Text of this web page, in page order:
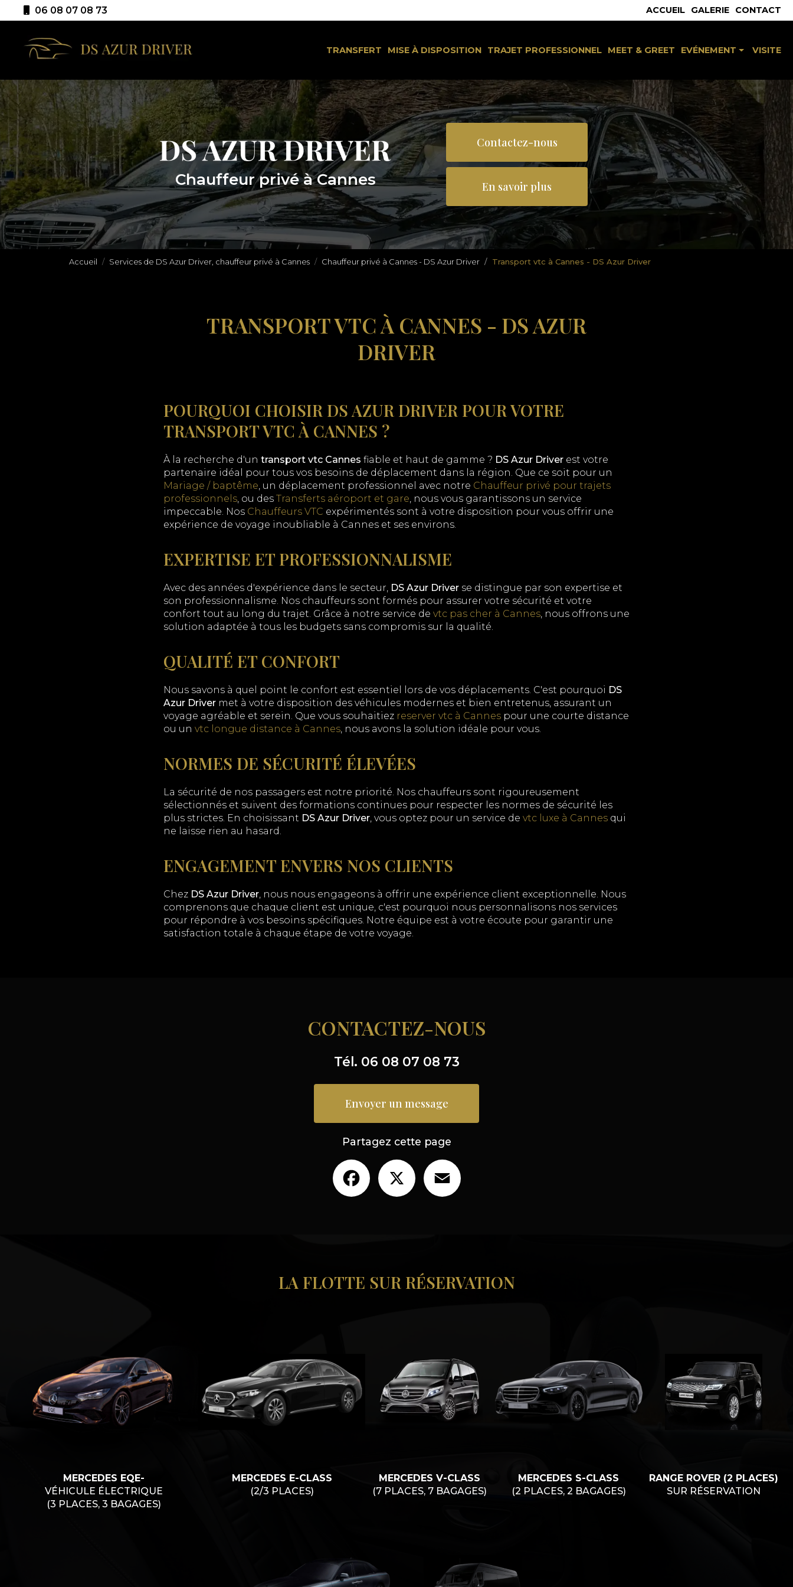
au
principal
06 08 07 08 73 ACCUEIL GALERIE CONTACT
TRANSFERT MISE À DISPOSITION TRAJET PROFESSIONNEL MEET & GREET EVÉNEMENT
Séminaire & congrès
Mariage / baptême
Réception / célébration
VISITE
Chauffeur privé à Cannes
Contactez-nous
En savoir plus
Accueil Services de DS Azur Driver, chauffeur privé à Cannes Chauffeur privé à Cannes - DS Azur Driver Transport vtc à Cannes - DS Azur Driver
TRANSPORT VTC À CANNES - DS AZUR
DRIVER
POURQUOI CHOISIR DS AZUR DRIVER POUR VOTRE
TRANSPORT VTC À CANNES ?
À la recherche d'un transport vtc Cannes fiable et haut de gamme ? DS Azur Driver est votre
partenaire idéal pour tous vos besoins de déplacement dans la région. Que ce soit pour un
Mariage / baptême, un déplacement professionnel avec notre Chauffeur privé pour trajets
professionnels, ou des Transferts aéroport et gare, nous vous garantissons un service
impeccable. Nos Chauffeurs VTC expérimentés sont à votre disposition pour vous offrir une
expérience de voyage inoubliable à Cannes et ses environs.
EXPERTISE ET PROFESSIONNALISME
Avec des années d'expérience dans le secteur, DS Azur Driver se distingue par son expertise et
son professionnalisme. Nos chauffeurs sont formés pour assurer votre sécurité et votre
confort tout au long du trajet. Grâce à notre service de vtc pas cher à Cannes, nous offrons une
solution adaptée à tous les budgets sans compromis sur la qualité.
QUALITÉ ET CONFORT
Nous savons à quel point le confort est essentiel lors de vos déplacements. C'est pourquoi DS
Azur Driver met à votre disposition des véhicules modernes et bien entretenus, assurant un
voyage agréable et serein. Que vous souhaitiez reserver vtc à Cannes pour une courte distance
ou un vtc longue distance à Cannes, nous avons la solution idéale pour vous.
NORMES DE SÉCURITÉ ÉLEVÉES
La sécurité de nos passagers est notre priorité. Nos chauffeurs sont rigoureusement
sélectionnés et suivent des formations continues pour respecter les normes de sécurité les
plus strictes. En choisissant DS Azur Driver, vous optez pour un service de vtc luxe à Cannes qui
ne laisse rien au hasard.
ENGAGEMENT ENVERS NOS CLIENTS
Chez DS Azur Driver, nous nous engageons à offrir une expérience client exceptionnelle. Nous
comprenons que chaque client est unique, c'est pourquoi nous personnalisons nos services
pour répondre à vos besoins spécifiques. Notre équipe est à votre écoute pour garantir une
satisfaction totale à chaque étape de votre voyage.
CONTACTEZ-NOUS
Tél. 06 08 07 08 73
Envoyer un message
Partagez cette page
Facebook
LA FLOTTE SUR RÉSERVATION
MERCEDES EQE-
VÉHICULE ÉLECTRIQUE
(3 PLACES, 3 BAGAGES)
MERCEDES E-CLASS
(2/3 PLACES)
MERCEDES V-CLASS
(7 PLACES, 7 BAGAGES)
MERCEDES S-CLASS
(2 PLACES, 2 BAGAGES)
RANGE ROVER (2 PLACES)
SUR RÉSERVATION